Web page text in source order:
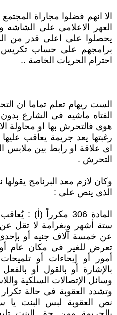
الا انهم فضلوا مجاراة
العهر الاعلامى على الشاشه
يحصلوا على اعلى قدر من
برامجهم على حساب تكريس
احترام الحريات الخاصة ..
الست ريهام تعلم تماما ان
الفتاه ماشيه فى الشارع
هوى فالتحرش بها او محاولة
رغبتها يعد جريمة يعاقب
اى علاقة او رابط بين ملابس
التحرش .
وكان لازم معد البرنامج
الذى ينص على :
المادة 306 مكرراً (أ)
ستة أشهر وبغرامة لا تقل عن
عن خمسة آلاف جنيه أو
تعرض للغير في مكان عام
أمور أو إيحاءات أو
بالإشارة أو بالقول أو
وسائل الإتصالات السلكية
وتشدد العقوبة فى حالة
نص العقوبة لبس البنت يا